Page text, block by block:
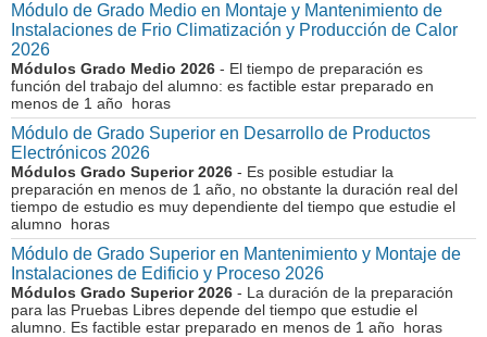
Módulo de Grado Medio en Montaje y Mantenimiento de
Instalaciones de Frio Climatización y Producción de Calor
2026
Módulos Grado Medio 2026 - El tiempo de preparación es
función del trabajo del alumno: es factible estar preparado en
menos de 1 año horas
Módulo de Grado Superior en Desarrollo de Productos
Electrónicos 2026
Módulos Grado Superior 2026 - Es posible estudiar la
preparación en menos de 1 año, no obstante la duración real del
tiempo de estudio es muy dependiente del tiempo que estudie el
alumno horas
Módulo de Grado Superior en Mantenimiento y Montaje de
Instalaciones de Edificio y Proceso 2026
Módulos Grado Superior 2026 - La duración de la preparación
para las Pruebas Libres depende del tiempo que estudie el
alumno. Es factible estar preparado en menos de 1 año horas